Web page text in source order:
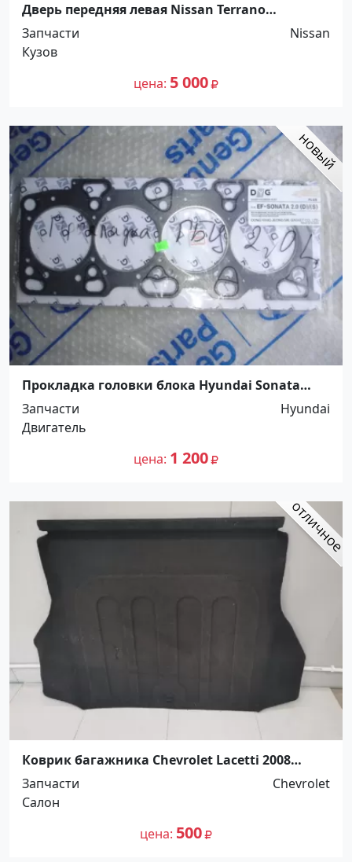
Дверь передняя левая Nissan Terrano
Краснодар
Запчасти
Nissan
Кузов
цена 5 000
Прокладка головки блока Hyundai Sonata
Краснодар
Запчасти
Hyundai
Двигатель
цена 1 200
Коврик багажника Chevrolet Lacetti 2008
Кропоткин
Запчасти
Chevrolet
Салон
цена 500